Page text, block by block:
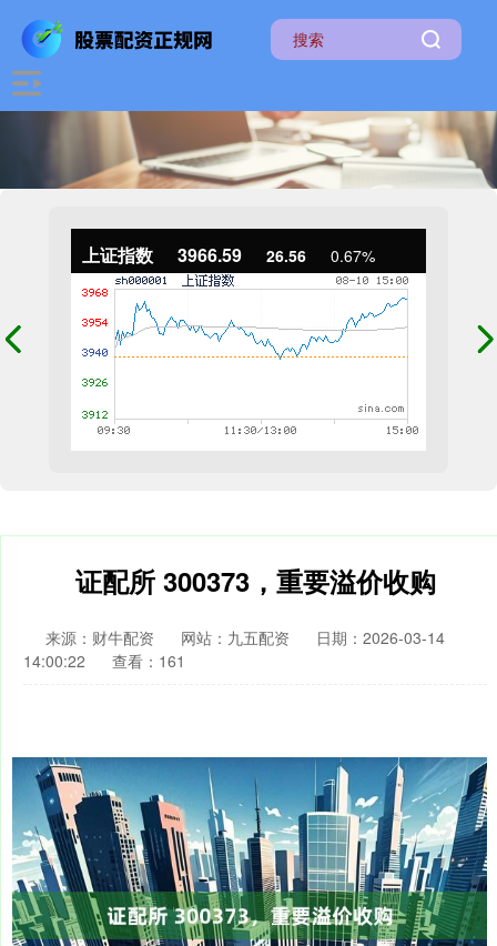
上证指数 3966.59 26.56 0.67%
证配所 300373，重要溢价收购
来源：财牛配资 网站：九五配资
日期：2026-03-14
14:00:22
查看：161